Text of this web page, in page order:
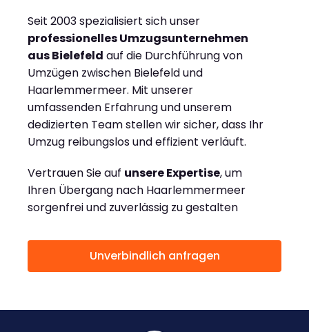
Seit 2003 spezialisiert sich unser
professionelles Umzugsunternehmen
aus Bielefeld auf die Durchführung von
Umzügen zwischen Bielefeld und
Haarlemmermeer. Mit unserer
umfassenden Erfahrung und unserem
dedizierten Team stellen wir sicher, dass Ihr
Umzug reibungslos und effizient verläuft.
Vertrauen Sie auf unsere Expertise, um
Ihren Übergang nach Haarlemmermeer
sorgenfrei und zuverlässig zu gestalten
Unverbindlich anfragen